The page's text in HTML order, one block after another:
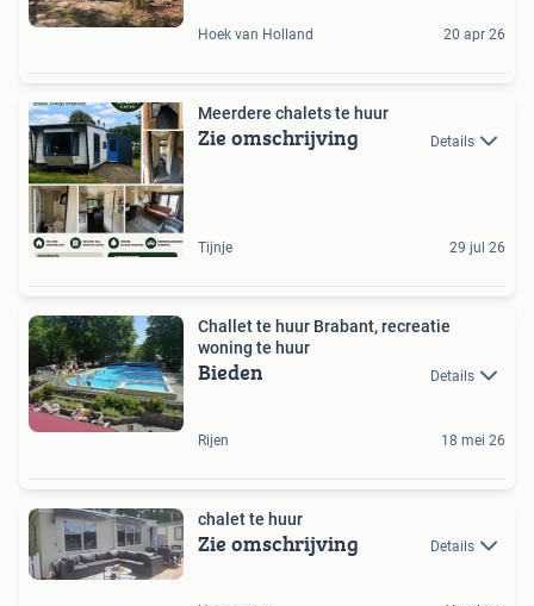
Hoek van Holland 20 apr 26
Meerdere chalets te huur
Zie omschrijving Details
Tijnje 29 jul 26
Challet te huur Brabant, recreatie
woning te huur
Bieden Details
Rijen 18 mei 26
chalet te huur
Zie omschrijving Details